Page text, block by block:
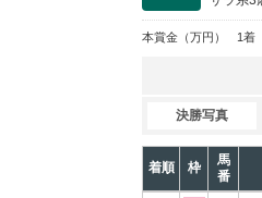
本賞金 （万円） 1着
決勝写真
着順 枠
馬
番